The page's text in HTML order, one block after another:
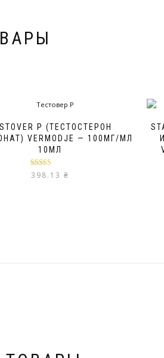
P (ТЕСТОСТЕРОН
VERMODJE — 100МГ/МЛ
10МЛ
Оценка 5.00
из 5
398.13₴